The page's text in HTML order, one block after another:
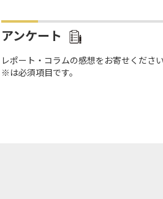
アンケート
レポート・コラムの感想をお寄せくださ
※は必須項目です。